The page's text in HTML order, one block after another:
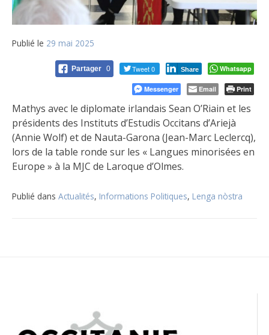
Publié le 29 mai 2025
Partager 0 Tweet 0 Share Whatsapp
Messenger Email Print
Mathys avec le diplomate irlandais Sean O’Riain et les
présidents des Instituts d’Estudis Occitans d’Ariejà
(Annie Wolf) et de Nauta-Garona (Jean-Marc Leclercq),
lors de la table ronde sur les « Langues minorisées en
Europe » à la MJC de Laroque d’Olmes.
Publié dans Actualités, Informations Politiques, Lenga nòstra